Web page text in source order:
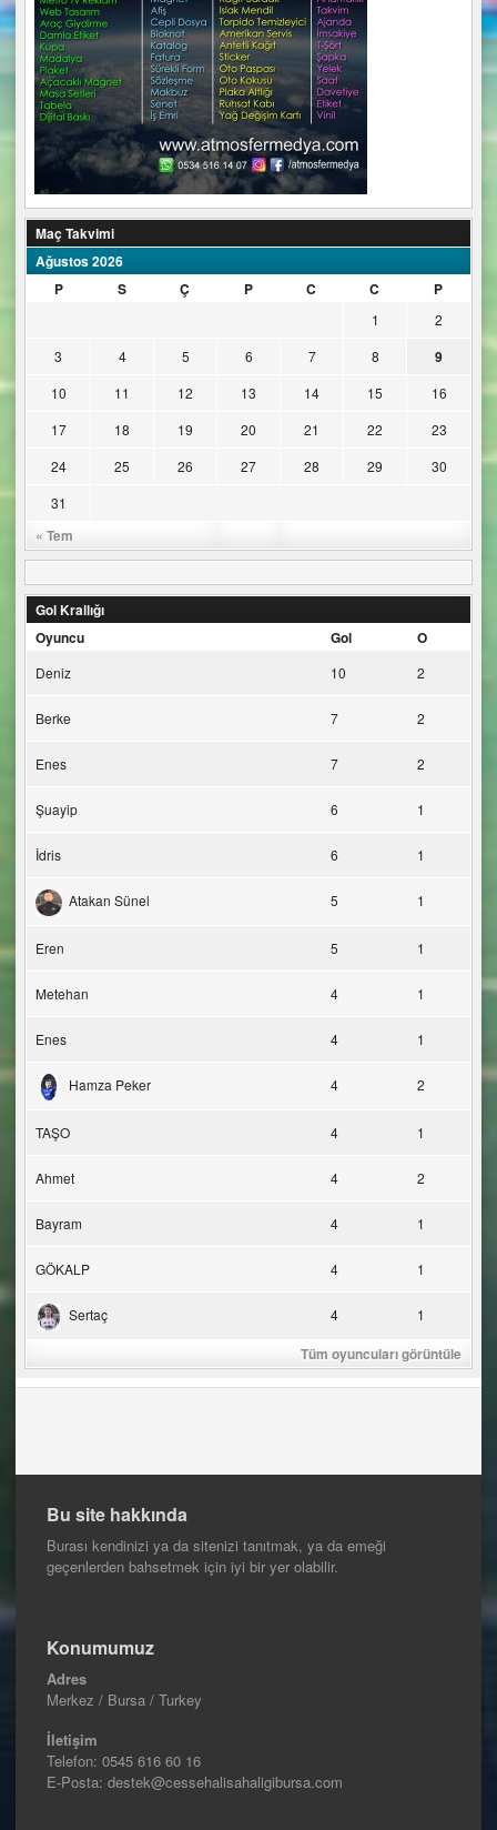
Maç Takvimi
Ağustos 2026
P
S Ç P C C P
« Tem
1
2
3
4 5 6 7 8 9
10 11 12 13 14 15
16
17
18 19 20 21 22
23
24
25 26 27 28 29
30
31
Gol Krallığı
Oyuncu
Gol O
Deniz 10 2
Berke 7 2
Enes 7 2
Şuayip 6 1
İdris 6 1
Atakan Sünel 5 1
Eren 5 1
Metehan 4 1
Enes 4 1
Hamza Peker 4 2
TAŞO 4 1
Ahmet 4 2
Bayram 4 1
GÖKALP 4 1
Sertaç 4 1
Tüm oyuncuları görüntüle
Bu site hakkında
Burası kendinizi ya da sitenizi tanıtmak, ya da emeği
geçenlerden bahsetmek için iyi bir yer olabilir.
Konumumuz
Adres
Merkez / Bursa / Turkey
İletişim
Telefon: 0545 616 60 16
E-Posta: destek@cessehalisahaligibursa.com